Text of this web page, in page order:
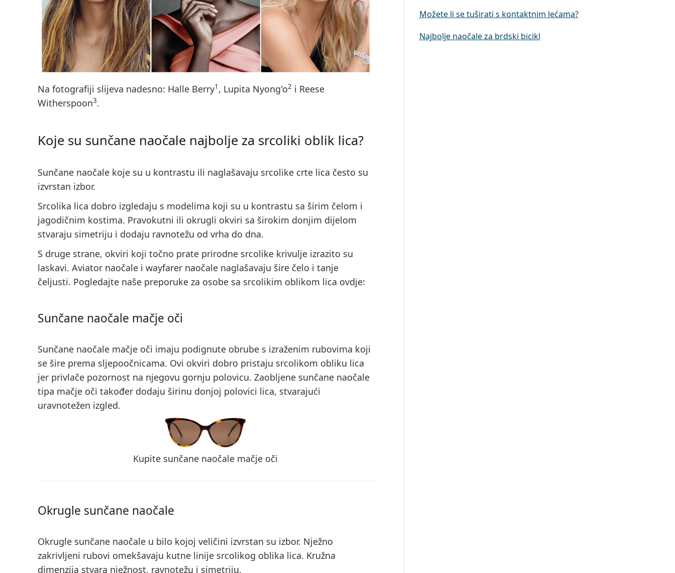
Na fotografiji slijeva nadesno: Halle Berry1 , Lupita Nyong'o2 i Reese
Witherspoon3.
Koje su sunčane naočale najbolje za srcoliki oblik lica?
Sunčane naočale koje su u kontrastu ili naglašavaju srcolike crte lica često su
izvrstan izbor.
Srcolika lica dobro izgledaju s modelima koji su u kontrastu sa širim čelom i
jagodičnim kostima. Pravokutni ili okrugli okviri sa širokim donjim dijelom
stvaraju simetriju i dodaju ravnotežu od vrha do dna.
S druge strane, okviri koji točno prate prirodne srcolike krivulje izrazito su
laskavi. Aviator naočale i wayfarer naočale naglašavaju šire čelo i tanje
čeljusti. Pogledajte naše preporuke za osobe sa srcolikim oblikom lica ovdje:
Sunčane naočale mačje oči
Sunčane naočale mačje oči imaju podignute obrube s izraženim rubovima koji
se šire prema sljepoočnicama. Ovi okviri dobro pristaju srcolikom obliku lica
jer privlače pozornost na njegovu gornju polovicu. Zaobljene sunčane naočale
tipa mačje oči također dodaju širinu donjoj polovici lica, stvarajući
uravnotežen izgled.
Kupite sunčane naočale mačje oči
Okrugle sunčane naočale
Okrugle sunčane naočale u bilo kojoj veličini izvrstan su izbor. Nježno
zakrivljeni rubovi omekšavaju kutne linije srcolikog oblika lica. Kružna
dimenzija stvara nježnost, ravnotežu i simetriju.
Možete li se tuširati s kontaktnim lećama?
Najbolje naočale za brdski bicikl